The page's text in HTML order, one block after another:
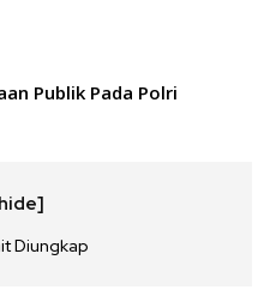
Publik Pada Polri
Diungkap